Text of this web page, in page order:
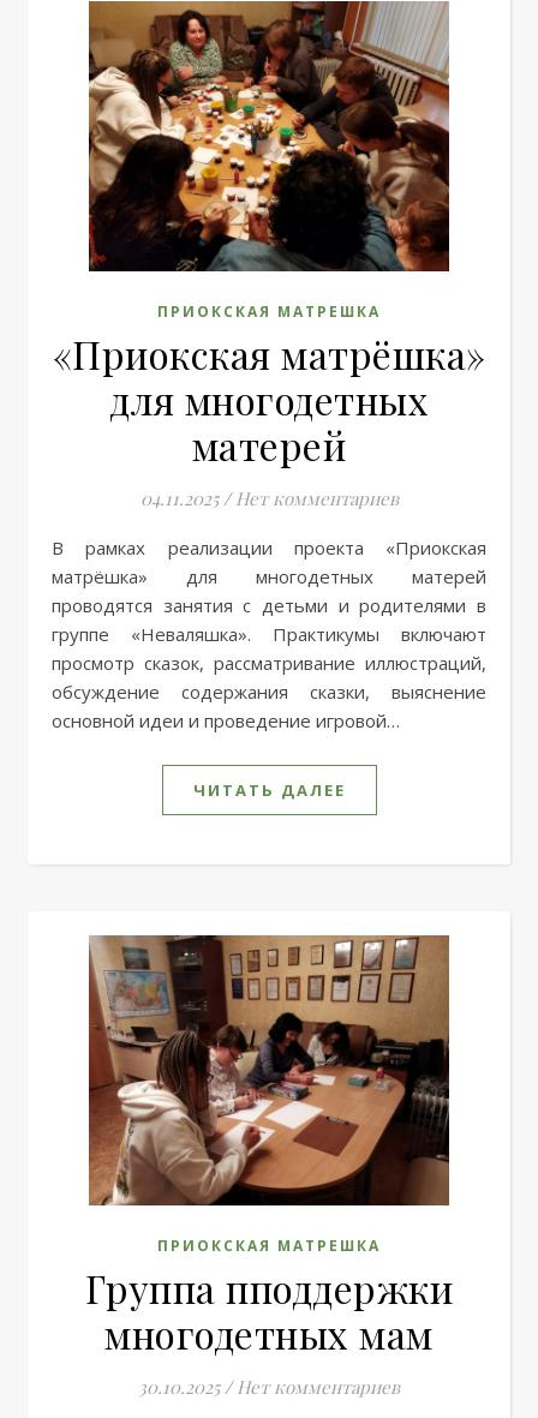
ПРИОКСКАЯ МАТРЕШКА
«Приокская матрёшка»
для многодетных
матерей
04.11.2025 / Нет комментариев
В рамках реализации проекта «Приокская
матрёшка» для многодетных матерей
проводятся занятия с детьми и родителями в
группе «Неваляшка». Практикумы включают
просмотр сказок, рассматривание иллюстраций,
обсуждение содержания сказки, выяснение
основной идеи и проведение игровой…
ЧИТАТЬ ДАЛЕЕ
ПРИОКСКАЯ МАТРЕШКА
Группа пподдержки
многодетных мам
30.10.2025 / Нет комментариев